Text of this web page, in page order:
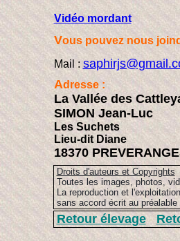
Vidéo mordant
Vous pouvez nous
Mail :
Adresse :
La Vallée des
SIMON Jean-Luc
Les Suchets
Lieu-dit Diane
18370
Droits d'auteurs et Copyrights
Toutes les images, photos,
La reproduction et
sans accord écrit au préalable
Retour élevage